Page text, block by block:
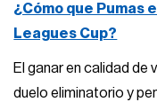
¿Cómo que Pumas
Leagues Cup?
El ganar en calidad de
duelo eliminatorio y